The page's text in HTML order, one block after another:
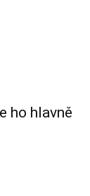
ho hlavně